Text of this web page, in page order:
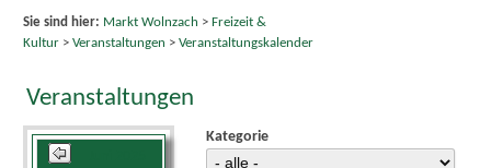
Sie sind hier: Markt Wolnzach > Freizeit &
Kultur> Veranstaltungen > Veranstaltungskalender
Veranstaltungen
Kategorie